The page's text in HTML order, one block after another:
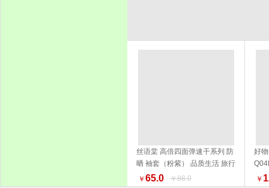
丝语棠 高倍四面弹速干系列 防
晒 袖套（粉紫） 品质生活 旅行
户外
￥ 65.0 ￥88.0
好
活
￥